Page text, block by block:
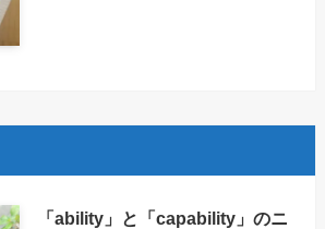
「ability」と「capability」のニ